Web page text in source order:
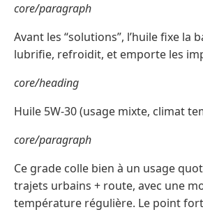
core/paragraph
Avant les “solutions”, l’huile fixe la
lubrifie, refroidit, et emporte les
core/heading
Huile 5W-30 (usage mixte, climat
core/paragraph
Ce grade colle bien à un usage
trajets urbains + route, avec une
température régulière. Le point